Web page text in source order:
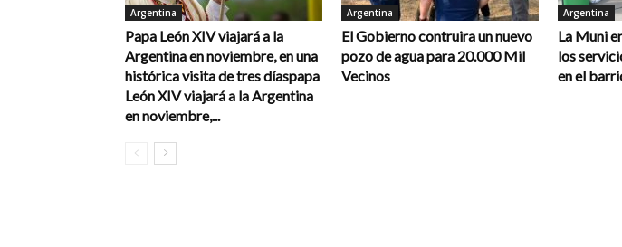
Argentina
Papa León XIV viajará a la
Argentina en noviembre, en una
histórica visita de tres díaspapa
León XIV viajará a la Argentina
en noviembre,...
Argentina
El Gobierno contruira un nuevo
pozo de agua para 20.000 Mil
Vecinos
Argentina
La Muni
los
en el